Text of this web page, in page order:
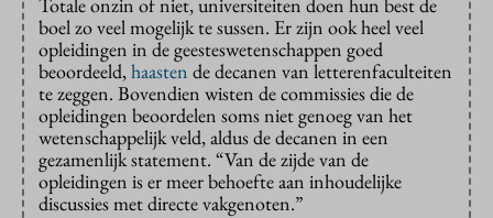
Totale onzin of niet, universiteiten doen hun best de
boel zo veel mogelijk te sussen. Er zijn ook heel veel
opleidingen in de geesteswetenschappen goed
beoordeeld,haasten de decanen van letterenfaculteiten
te zeggen. Bovendien wisten de commissies die de
opleidingen beoordelen soms niet genoeg van het
wetenschappelijk veld, aldus de decanen in een
gezamenlijk statement. “Van de zijde van de
opleidingen is er meer behoefte aan inhoudelijke
discussies met directe vakgenoten.”